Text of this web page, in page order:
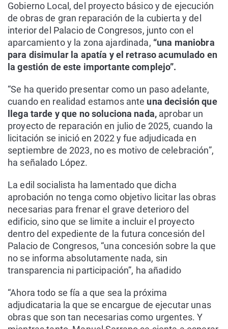
Gobierno Local, del proyecto básico y de ejecución
de obras de gran reparación de la cubierta y del
interior del Palacio de Congresos, junto con el
aparcamiento y la zona ajardinada, “una maniobra
para disimular la apatía y el retraso acumulado en
la gestión de este importante complejo”.
“Se ha querido presentar como un paso adelante,
cuando en realidad estamos ante una decisión que
llega tarde y que no soluciona nada, aprobar un
proyecto de reparación en julio de 2025, cuando la
licitación se inició en 2022 y fue adjudicada en
septiembre de 2023, no es motivo de celebración”,
ha señalado López.
La edil socialista ha lamentado que dicha
aprobación no tenga como objetivo licitar las obras
necesarias para frenar el grave deterioro del
edificio, sino que se limite a incluir el proyecto
dentro del expediente de la futura concesión del
Palacio de Congresos, “una concesión sobre la que
no se informa absolutamente nada, sin
transparencia ni participación”, ha añadido
“Ahora todo se fía a que sea la próxima
adjudicataria la que se encargue de ejecutar unas
obras que son tan necesarias como urgentes. Y